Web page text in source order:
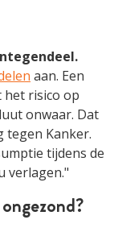
aan. Een
het risico op
onwaar. Dat
tegen Kanker.
tijdens de
verlagen."